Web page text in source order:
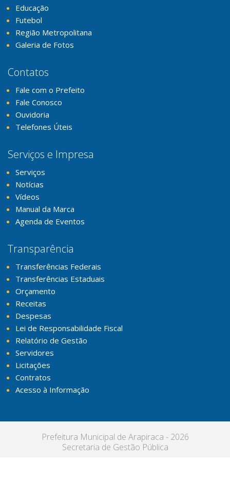
Educação
Futebol
Região Metropolitana
Galeria de Fotos
Contatos
Fale com o Prefeito
Fale Conosco
Ouvidoria
Telefones Úteis
Serviços e Impresa
Serviços
Notícias
Vídeos
Manual da Marca
Agenda de Eventos
Transparência
Transferências Federais
Transferências Estaduais
Orçamento
Receitas
Despesas
Lei de Responsabilidade Fiscal
Relatório de Gestão
Servidores
Licitações
Contratos
Acesso à Informação
Prefeitura Municipal de Arapiraca - 2026
Secretaria de Gestão Pública